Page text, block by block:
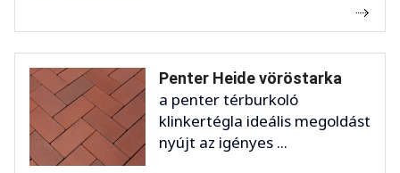
Penter Heide vöröstarka
a penter térburkoló
klinkertégla ideális megoldást
nyújt az igényes ...